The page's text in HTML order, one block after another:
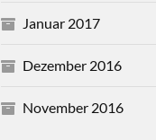
Januar 2017
Dezember 2016
November 2016